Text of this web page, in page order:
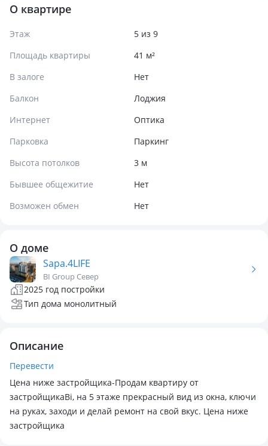
О квартире
Этаж
5 из 9
Площадь квартиры
41 м²
В залоге
Нет
Балкон
Лоджия
Интернет
Оптика
Парковка
Паркинг
Высота потолков
3 м
Бывшее общежитие
Нет
Возможен обмен
Нет
О доме
Sapa.4LIFE
BI Group Север
2025 год постройки
Тип дома монолитный
Описание
Перевести
Цена ниже застройщика-Продам квартиру от
застройщикаBi, на 5 этаже прекрасный вид из окна, ключи
на руках, заходи и делай ремонт на свой вкус. Цена ниже
застройщика